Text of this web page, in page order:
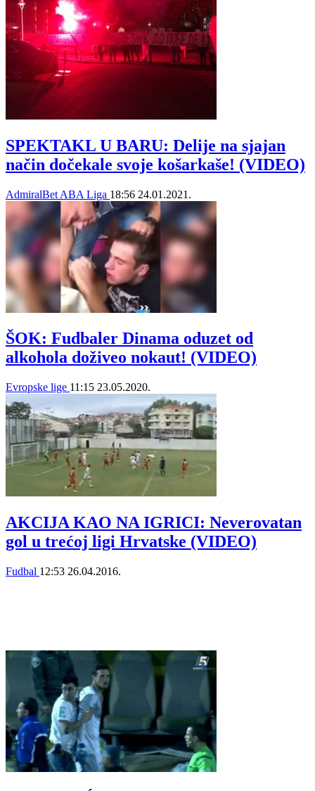
SPEKTAKL U BARU: Delije na sjajan
način dočekale svoje košarkaše! (VIDEO)
AdmiralBet ABA Liga 18:56 24.01.2021.
ŠOK: Fudbaler Dinama oduzet od
alkohola doživeo nokaut! (VIDEO)
Evropske lige 11:15 23.05.2020.
AKCIJA KAO NA IGRICI: Neverovatan
gol u trećoj ligi Hrvatske (VIDEO)
Fudbal 12:53 26.04.2016.